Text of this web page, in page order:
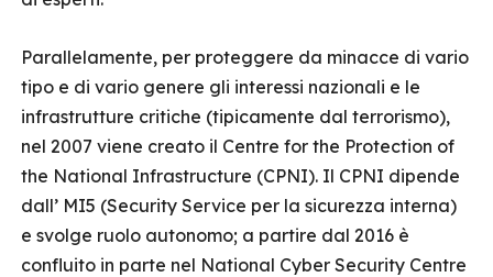
Parallelamente, per proteggere da minacce di vario
tipo e di vario genere gli interessi nazionali e le
infrastrutture critiche (tipicamente dal terrorismo),
nel 2007 viene creato il Centre for the Protection of
the National Infrastructure (CPNI). Il CPNI dipende
dall’ MI5 (Security Service per la sicurezza interna)
e svolge ruolo autonomo; a partire dal 2016 è
confluito in parte nel National Cyber Security Centre